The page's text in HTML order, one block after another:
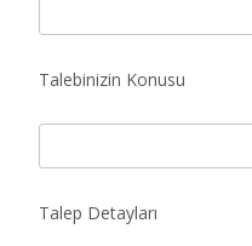
Talebinizin Konusu
Talep Detayları